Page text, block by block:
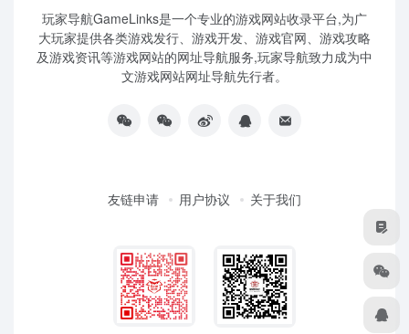
玩家导航GameLinks是一个专业的游戏网站收录平台,为广
大玩家提供各类游戏发行、游戏开发、游戏官网、游戏攻略
及游戏资讯等游戏网站的网址导航服务,玩家导航致力成为中
文游戏网站网址导航先行者。
友链申请 用户协议 关于我们